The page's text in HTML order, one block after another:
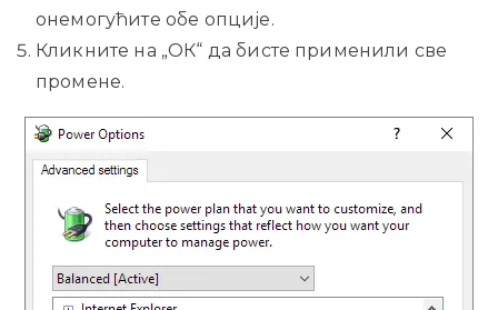
онемогућите обе опције.
Кликните на „ОК“ да бисте применили све
промене.